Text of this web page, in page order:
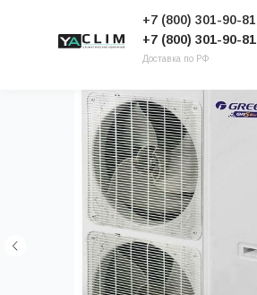
Доставка по РФ
+7 (800) 301-90-81
+7 (800) 301-90-81